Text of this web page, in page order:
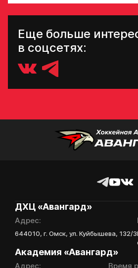
Еще больше
в соцсетях:
ДХЦ «Авангард»
Адрес:
644010, г. Омск, ул. Куйбышева, 132/3
Академия «Авангард»
Адрес: Время